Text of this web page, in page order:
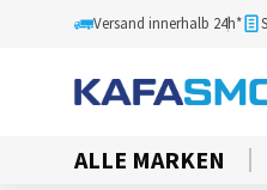
Versand innerhalb 24h*
ALLE MARKEN